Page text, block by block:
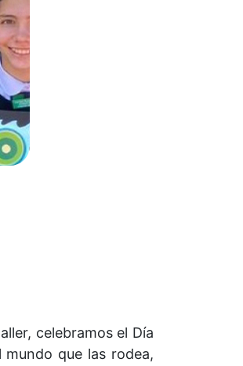
celebramos el Día
que las rodea,